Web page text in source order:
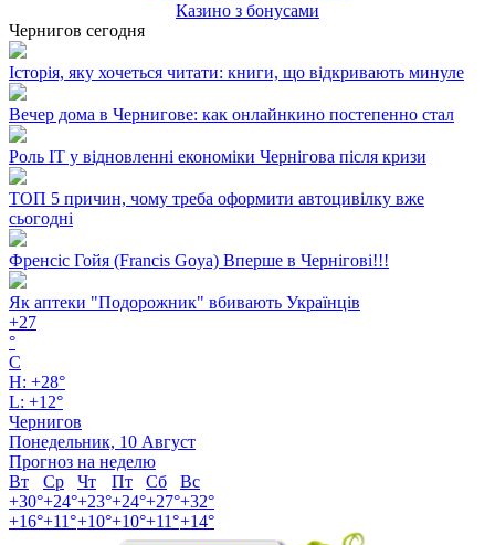
Казино з бонусами
Чернигов сегодня
Історія, яку хочеться читати: книги, що відкривають минуле
Вечер дома в Чернигове: как онлайнкино постепенно стал
Роль ІТ у відновленні економіки Чернігова після кризи
ТОП 5 причин, чому треба оформити автоцивілку вже
сьогодні
Френсіс Гойя (Francis Goya) Вперше в Чернігові!!!
Як аптеки "Подорожник" вбивають Українців
+27
°
C
H: +28°
L: +12°
Чернигов
Понедельник, 10 Август
Прогноз на неделю
Вт
Ср Чт Пт Сб
Вс
+30°+24°+23°+24°+27°+32°
+16°+11°+10°+10°+11°+14°